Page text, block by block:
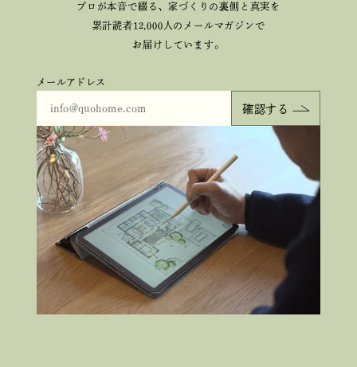
プロが本音で綴る、家づくりの裏側と真実を
累計読者12,000人のメールマガジンで
お届けしています。
メールアドレス